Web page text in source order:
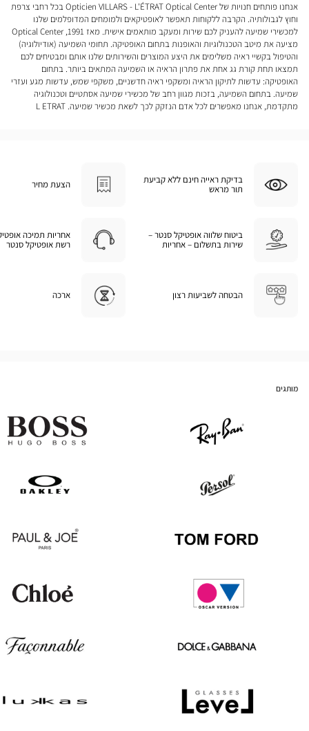
אנחנו פותחים חנויות של Opticien VILLARS - L'ÉTRAT Optical Center בכל רחבי צרפת
וחוץ לגבולותיה. הקרבה ללקוחות תאפשר לאופטיקאים ולמומחים המדופלמים שלנו
למכשירי שמיעה להעניק לכם שירות ומעקב מותאמים אישית. מאז 1991, Optical Center
מציעה את מיטב הטכנולוגיות והאופנות בתחום האופטיקה. תחומי השמיעה (אודיולוגיה)
והטיפול בקשיי ראיה משלימים את היצע המוצרים והשירותים שלנו אותם ומבטיחים לכם
תמצאו תחת קורת גג אחת את פתרון הראיה או השמיעה המתאים ביותר. בתחום
האופטיקה: עדשות לתיקון הראיה ומשקפי ראיה חדשניים, משקפי שמש, עדשות מגע ועזרי
שמיעה. בתחום השמיעה, בזכות מגוון רחב של מכשירי שמיעה אסתטיים וטכנולוגיה
מתקדמת, אנחנו מאפשרים לכל אדם הנזקק לכך לשאת מכשיר שמיעה. L ETRAT
בדיקת ראייה חינם ללא קביעת
תור מראש
הצעת מחיר
ביטוח שלווה אופטיקל סנטר –
שירות בתשלום – אחריות
אחריות תמיכה
רשת אופטיקל סנטר
הבטחה לשביעות רצון ארכה
מותגים